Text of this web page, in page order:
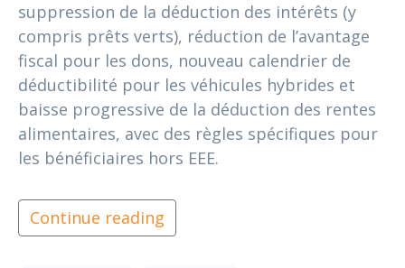
suppression de la déduction des intérêts (y
compris prêts verts), réduction de l’avantage
fiscal pour les dons, nouveau calendrier de
déductibilité pour les véhicules hybrides et
baisse progressive de la déduction des rentes
alimentaires, avec des règles spécifiques pour
les bénéficiaires hors EEE.
Continue reading